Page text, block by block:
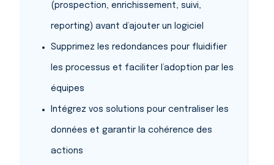
(prospection, enrichissement, suivi,
reporting) avant d’ajouter un logiciel
Supprimez les redondances pour fluidifier
les processus et faciliter l’adoption par les
équipes
Intégrez vos solutions pour centraliser les
données et garantir la cohérence des
actions